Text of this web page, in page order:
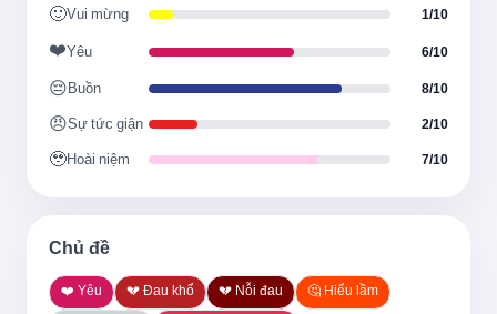
너와 내 사이에 시간은 멈춘 지 오래
언제나 고통의 원인은 오해
하기야 나도 날 모르는데
Thật ra tôi cũng không hiểu chính mình
🙂Vui mừng 1/10
❤️Yêu 6/10
😔Buồn 8/10
😠Sự tức giận 2/10
🥹Hoài niệm 7/10
Chủ đề
❤️ Yêu 💔 Đau khổ 💔 Nỗi đau
🤔 Hiểu lầm